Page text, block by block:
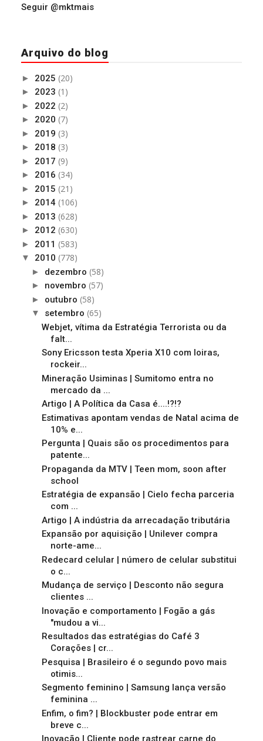
Seguir @mktmais
Arquivo do blog
► 2025 (20)
► 2023 (1)
► 2022 (2)
► 2020 (7)
► 2019 (3)
► 2018 (3)
► 2017 (9)
► 2016 (34)
► 2015 (21)
► 2014 (106)
► 2013 (628)
► 2012 (630)
► 2011 (583)
▼ 2010 (778)
► dezembro (58)
► novembro (57)
► outubro (58)
▼ setembro (65)
Webjet, vítima da Estratégia Terrorista ou da
falt...
Sony Ericsson testa Xperia X10 com loiras,
rockeir...
Mineração Usiminas | Sumitomo entra no
mercado da ...
Artigo | A Política da Casa é....!?!?
Estimativas apontam vendas de Natal acima de
10% e...
Pergunta | Quais são os procedimentos para
patente...
Propaganda da MTV | Teen mom, soon after
school
Estratégia de expansão | Cielo fecha parceria
com ...
Artigo | A indústria da arrecadação tributária
Expansão por aquisição | Unilever compra
norte-ame...
Redecard celular | número de celular substitui
o c...
Mudança de serviço | Desconto não segura
clientes ...
Inovação e comportamento | Fogão a gás
"mudou a vi...
Resultados das estratégias do Café 3
Corações | cr...
Pesquisa | Brasileiro é o segundo povo mais
otimis...
Segmento feminino | Samsung lança versão
feminina ...
Enfim, o fim? | Blockbuster pode entrar em
breve c...